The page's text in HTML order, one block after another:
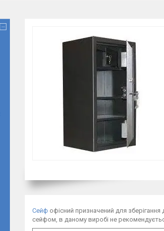
Сейф офісний призначений для
сейфом, в даному виробі не